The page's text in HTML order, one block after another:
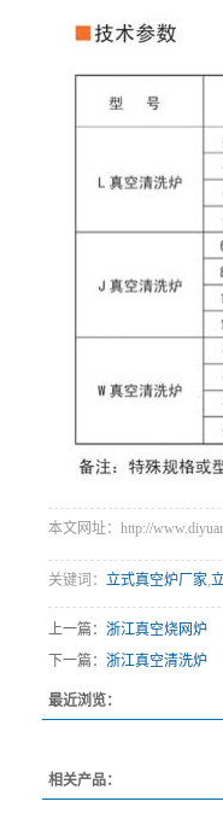
本文网址：http://
关键词： 立式真空炉厂家,
上一篇： 浙江真空烧网炉
下一篇： 浙江真空清洗炉
最近浏览：
相关产品：